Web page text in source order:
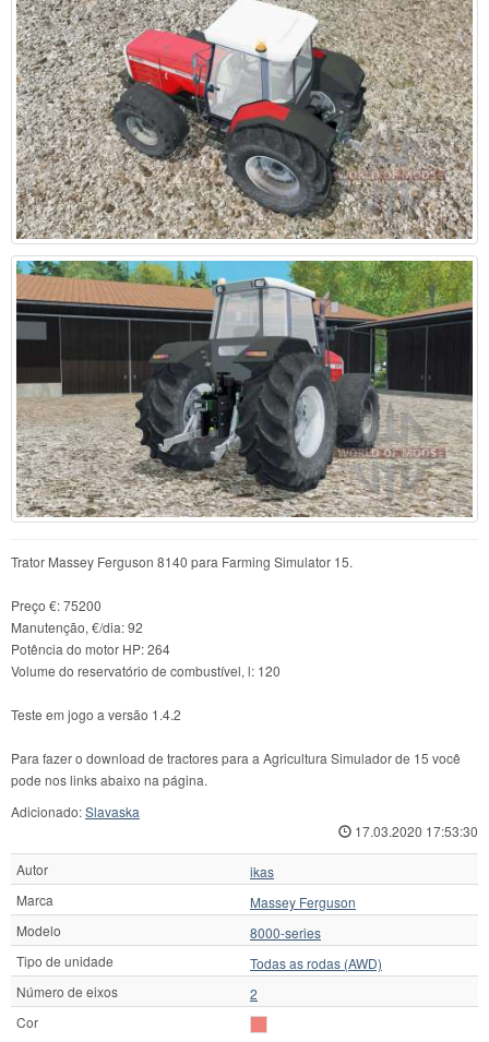
Trator Massey Ferguson 8140 para Farming Simulator 15.
Preço €: 75200
Manutenção, €/dia: 92
Potência do motor HP: 264
Volume do reservatório de combustível, l: 120
Teste em jogo a versão 1.4.2
Para fazer o download de tractores para a Agricultura Simulador de 15 você
pode nos links abaixo na página.
Adicionado:Slavaska
17.03.2020 17:53:30
Autor
ikas
Marca
Massey Ferguson
Modelo
8000-series
Tipo de unidade
Todas as rodas (AWD)
Número de eixos
2
Cor